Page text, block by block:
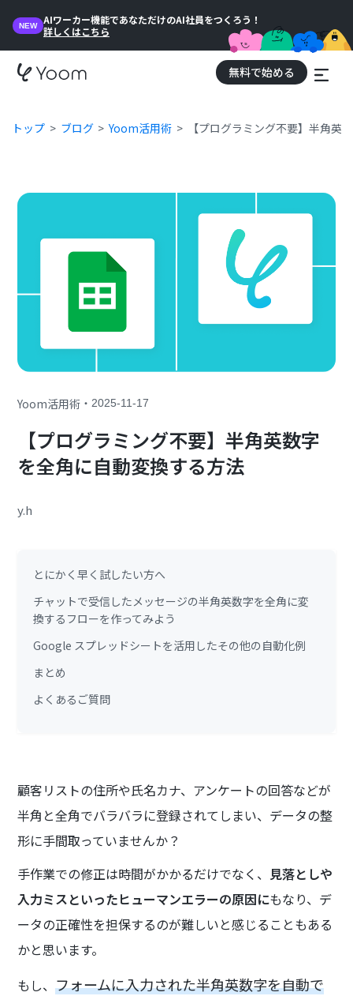
NEW
AIワーカー機能であなただけのAI社員をつくろう！
詳しくはこちら
無料で始める
トップ ブログ Yoom活用術 【プログラミング不要】半角英
Yoom活用術 ・2025-11-17
【プログラミング不要】半角英数字
を全角に自動変換する方法
y.h
とにかく早く試したい方へ
チャットで受信したメッセージの半角英数字を全角に変
換するフローを作ってみよう
Google スプレッドシートを活用したその他の自動化例
まとめ
よくあるご質問
顧客リストの住所や氏名カナ、アンケートの回答などが
半角と全角でバラバラに登録されてしまい、データの整
形に手間取っていませんか？
手作業での修正は時間がかかるだけでなく、 見落としや
入力ミスといったヒューマンエラーの原因にもなり、デ
ータの正確性を担保するのが難しいと感じることもある
かと思います。
もし、フォームに入力された半角英数字を自動で